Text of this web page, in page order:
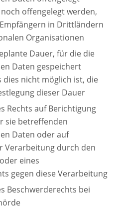
offengelegt werden,
in Drittländern
Organisationen
Dauer, für die die
Daten gespeichert
dies nicht möglich ist, die
dieser Dauer
Rechts auf Berichtigung
sie betreffenden
Daten oder auf
Verarbeitung durch den
eines
gegen diese Verarbeitung
Beschwerderechts bei